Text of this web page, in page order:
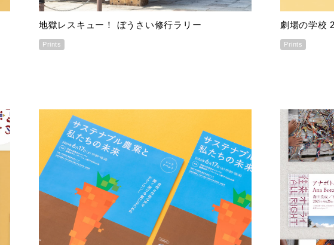
地獄レスキュー！ ぼうさい修行ラリー
Prints
劇場の学校
Prints